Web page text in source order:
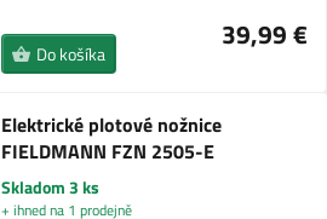
39,99 €
Do košíka
Elektrické plotové nožnice
FIELDMANN FZN 2505-E
Skladom 3 ks
+ ihned na 1 prodejně